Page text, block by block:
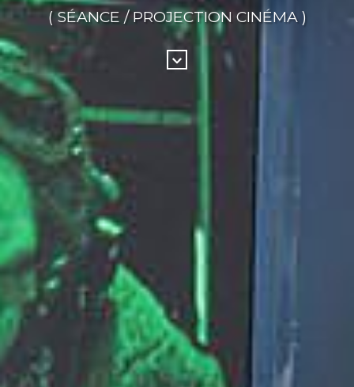
( SÉANCE / PROJECTION CINÉMA )